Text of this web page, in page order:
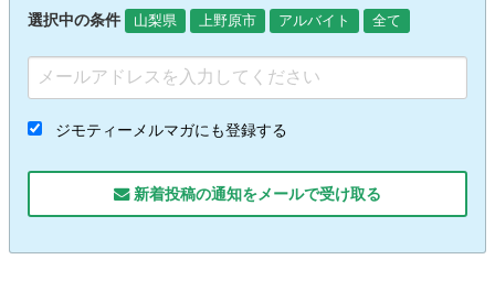
選択中の条件 山梨県 上野原市 アルバイト 全て
ジモティーメルマガにも登録する
新着投稿の通知をメールで受け取る